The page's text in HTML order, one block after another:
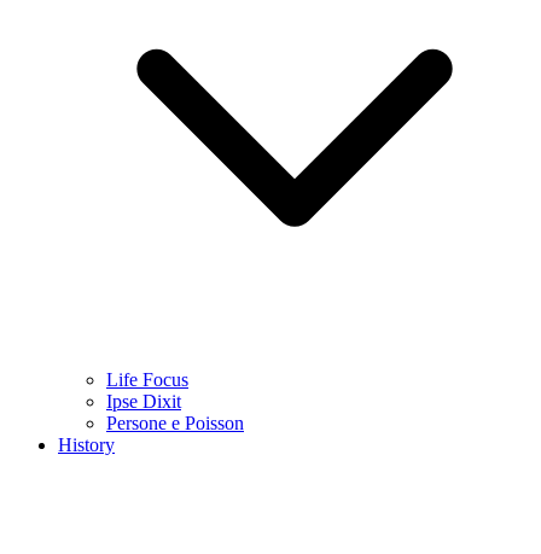
Life Focus
Ipse Dixit
Persone e Poisson
History